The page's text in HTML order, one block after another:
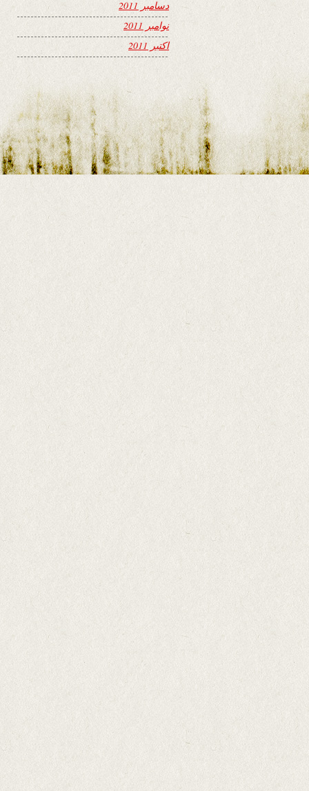
دسامبر 2011
نوامبر 2011
اکتبر 2011